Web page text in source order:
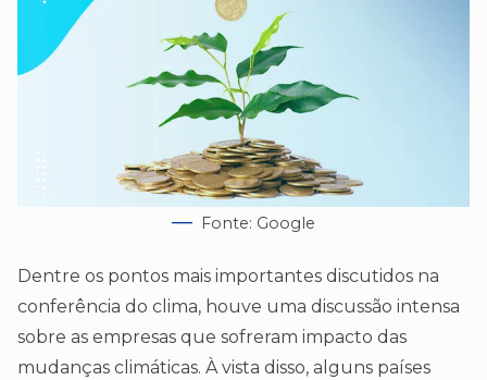
Fonte: Google
Dentre os pontos mais importantes discutidos na
conferência do clima, houve uma discussão intensa
sobre as empresas que sofreram impacto das
mudanças climáticas. À vista disso, alguns países